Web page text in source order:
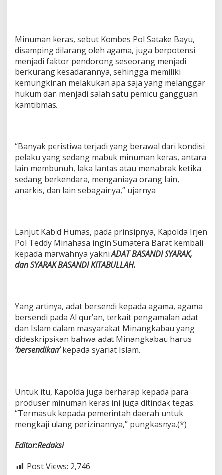
Minuman keras, sebut Kombes Pol Satake Bayu,
disamping dilarang oleh agama, juga berpotensi
menjadi faktor pendorong seseorang menjadi
berkurang kesadarannya, sehingga memiliki
kemungkinan melakukan apa saja yang melanggar
hukum dan menjadi salah satu pemicu gangguan
kamtibmas.
“Banyak peristiwa terjadi yang berawal dari kondisi
pelaku yang sedang mabuk minuman keras, antara
lain membunuh, laka lantas atau menabrak ketika
sedang berkendara, menganiaya orang lain,
anarkis, dan lain sebagainya,” ujarnya
Lanjut Kabid Humas, pada prinsipnya, Kapolda Irjen
Pol Teddy Minahasa ingin Sumatera Barat kembali
kepada marwahnya yakniADATBASANDI SYARAK,
dan SYARAK BASANDI KITABULLAH.
Yang artinya, adat bersendi kepada agama, agama
bersendi pada Al qur’an, terkait pengamalan adat
dan Islam dalam masyarakat Minangkabau yang
dideskripsikan bahwa adat Minangkabau harus
‘bersendikan’kepada syariat Islam.
Untuk itu, Kapolda juga berharap kepada para
produser minuman keras ini juga ditindak tegas.
“Termasuk kepada pemerintah daerah untuk
mengkaji ulang perizinannya,” pungkasnya.(*)
Editor:Redaksi
Post Views: 2,746